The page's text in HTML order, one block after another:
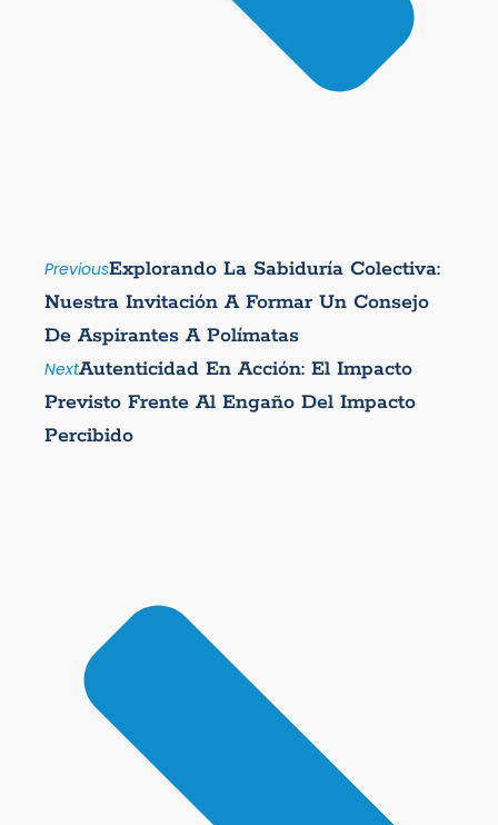
PreviousExplorando La Sabiduría Colectiva:
Nuestra Invitación A Formar Un Consejo
De Aspirantes A Polímatas
NextAutenticidad En Acción: El Impacto
Previsto Frente Al Engaño Del Impacto
Percibido